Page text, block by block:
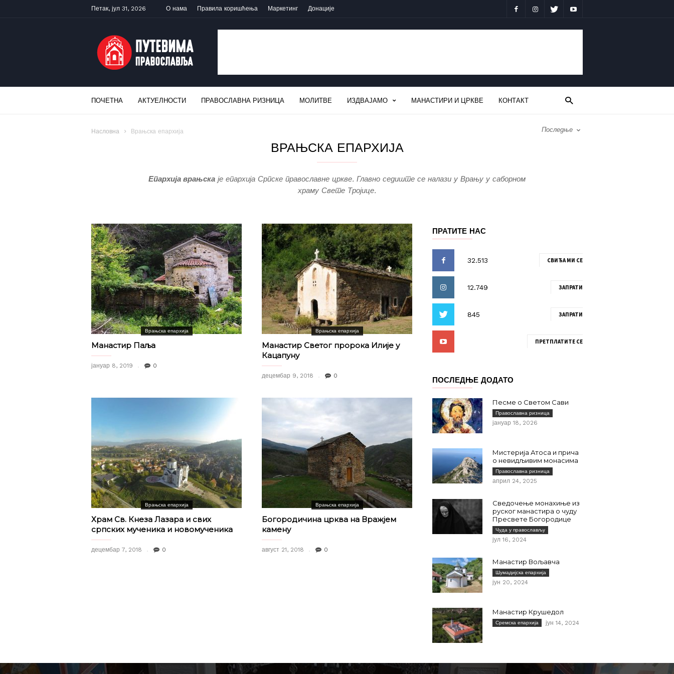
Петак, јул 31, 2026 О нама Правила коришћења Маркетинг Донације
ПУТЕВИМА
ПРАВОСЛАВЉА
ПОЧЕТНА АКТУЕЛНОСТИ ПРАВОСЛАВНА РИЗНИЦА МОЛИТВЕ ИЗДВАЈАМО МАНАСТИРИ И ЦРКВЕ КОНТАКТ
Насловна Врањска епархија Последње
ВРАЊСКА ЕПАРХИЈА
Епархија врањска је епархија Српске православне цркве. Главно седиште се налази у Врању у саборном
храму Свете Тројице.
Врањска епархија
Манастир Паља
јануар 8, 2019 0
Врањска епархија
Манастир Светог пророка Илије у
Кацапуну
децембар 9, 2018 0
Врањска епархија
Храм Св. Кнеза Лазара и свих
српских мученика и новомученика
децембар 7, 2018 0
Врањска епархија
Богородичина црква на Вражјем
камену
август 21, 2018 0
ПРАТИТЕ НАС
СВИЂА МИ СЕ
ЗАПРАТИ
ЗАПРАТИ
ПРЕТПЛАТИТЕ СЕ
ПОСЛЕДЊЕ ДОДАТО
Песме о Светом Сави
Православна ризница
јануар 18, 2026
Мистерија Атоса и прича
о невидљивим монасима
Православна ризница
април 24, 2025
Сведочење монахиње из
руског манастира о чуду
Пресвете Богородице
Чуда у православљу
јул 16, 2024
Манастир Вољавча
Шумадијска епархија
јун 20, 2024
Манастир Крушедол
Сремска епархија јун 14, 2024